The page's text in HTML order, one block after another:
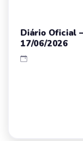
Diário Oficial
17/06/2026